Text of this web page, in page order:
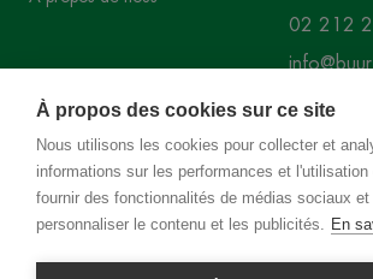
À propos des cookies sur ce site
Nous utilisons les cookies pour collecter et
informations sur les performances et
fournir des fonctionnalités de médias sociaux
personnaliser le contenu et les publicités. En
02 212
RÉSEAUX SOCIAUX
Instagram Facebook